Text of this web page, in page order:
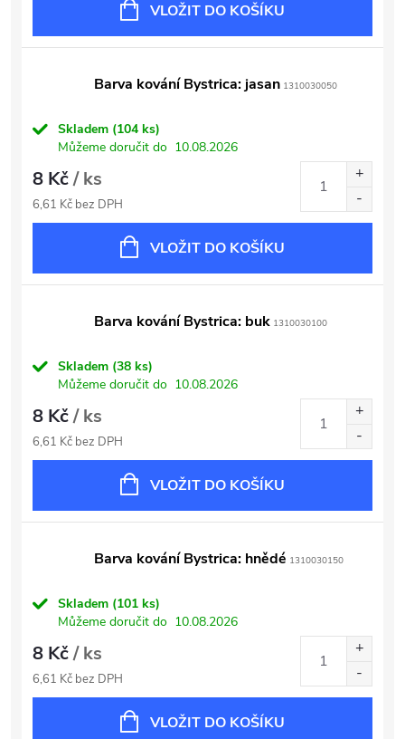
VLOŽIT DO KOŠÍKU
Barva kování Bystrica: jasan 1310030050
Skladem (104 ks)
Můžeme doručit do 10.08.2026
8 Kč/ ks
6,61 Kč bez DPH
VLOŽIT DO KOŠÍKU
Barva kování Bystrica: buk 1310030100
Skladem (38 ks)
Můžeme doručit do 10.08.2026
8 Kč/ ks
6,61 Kč bez DPH
VLOŽIT DO KOŠÍKU
Barva kování Bystrica: hnědé 1310030150
Skladem (101 ks)
Můžeme doručit do 10.08.2026
8 Kč/ ks
6,61 Kč bez DPH
VLOŽIT DO KOŠÍKU